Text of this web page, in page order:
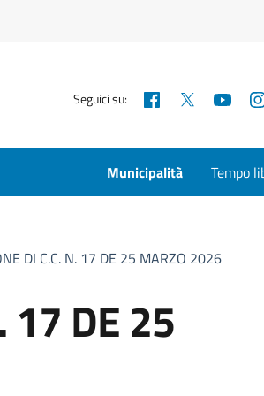
Seguici su: Facebook
Municipalità Tempo
DI C.C. N. 17 DE 25 MARZO 2026
17 DE 25